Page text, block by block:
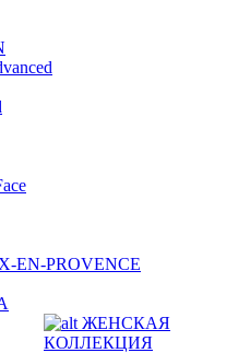
EN-PROVENCE
ЖЕНСКАЯ
КОЛЛЕКЦИЯ